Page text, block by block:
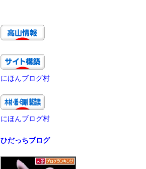
にほんブログ村
にほんブログ村
ひだっちブログ